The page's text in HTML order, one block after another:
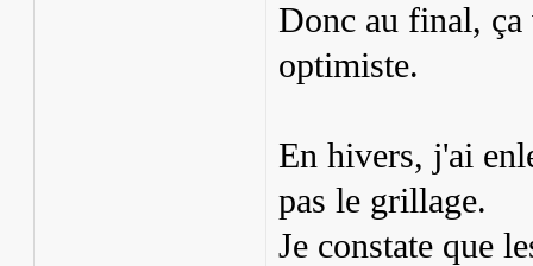
Donc au final, ça
optimiste.
En hivers, j'ai
pas le grillage.
Je constate que